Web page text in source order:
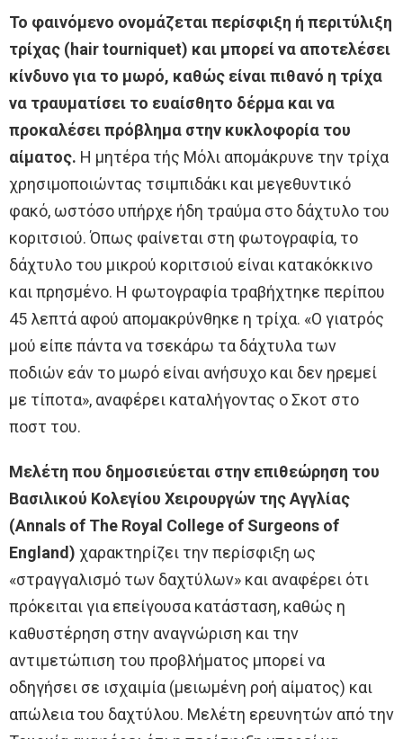
Το φαινόμενο ονομάζεται περίσφιξη ή περιτύλιξη
τρίχας (hair tourniquet) και μπορεί να αποτελέσει
κίνδυνο για το μωρό, καθώς είναι πιθανό η τρίχα
να τραυματίσει το ευαίσθητο δέρμα και να
προκαλέσει πρόβλημα στην κυκλοφορία του
αίματος. Η μητέρα τής Μόλι απομάκρυνε την τρίχα
χρησιμοποιώντας τσιμπιδάκι και μεγεθυντικό
φακό, ωστόσο υπήρχε ήδη τραύμα στο δάχτυλο του
κοριτσιού. Όπως φαίνεται στη φωτογραφία, το
δάχτυλο του μικρού κοριτσιού είναι κατακόκκινο
και πρησμένο. Η φωτογραφία τραβήχτηκε περίπου
45 λεπτά αφού απομακρύνθηκε η τρίχα. «Ο γιατρός
μού είπε πάντα να τσεκάρω τα δάχτυλα των
ποδιών εάν το μωρό είναι ανήσυχο και δεν ηρεμεί
με τίποτα», αναφέρει καταλήγοντας ο Σκοτ στο
ποστ του.
Μελέτη που δημοσιεύεται στην επιθεώρηση του
Βασιλικού Κολεγίου Χειρουργών της Αγγλίας
(Annals of The Royal College of Surgeons of
England) χαρακτηρίζει την περίσφιξη ως
«στραγγαλισμό των δαχτύλων» και αναφέρει ότι
πρόκειται για επείγουσα κατάσταση, καθώς η
καθυστέρηση στην αναγνώριση και την
αντιμετώπιση του προβλήματος μπορεί να
οδηγήσει σε ισχαιμία (μειωμένη ροή αίματος) και
απώλεια του δαχτύλου. Μελέτη ερευνητών από την